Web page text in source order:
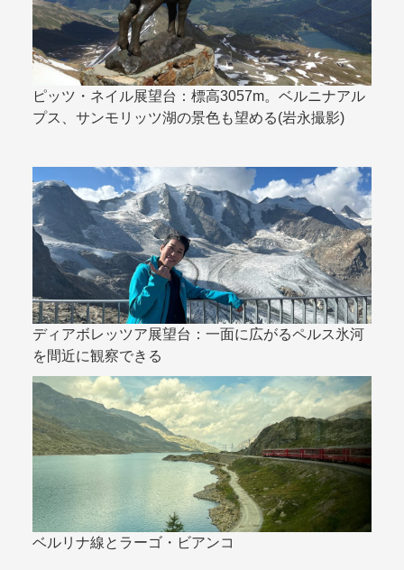
ピッツ・ネイル展望台：標高3057m。ベルニナアル
プス、サンモリッツ湖の景色も望める(岩永撮影)
ディアボレッツア展望台：一面に広がるペルス氷河
を間近に観察できる
ベルリナ線とラーゴ・ビアンコ